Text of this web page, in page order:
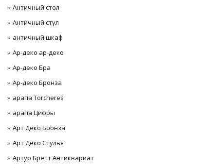
Античный стол
Античный стул
античный шкаф
Ар-деко ар-деко
Ар-деко Бра
Ар-деко Бронза
арапа Torcheres
арапа Цифры
Арт Деко Бронза
Арт Деко Стулья
Артур Бретт Антиквариат